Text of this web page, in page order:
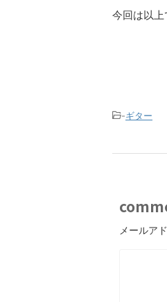
今回は以上
-ギター
メールア